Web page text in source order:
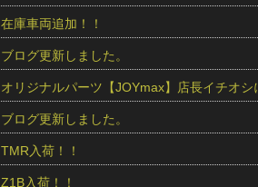
在庫車両追加！！
ブログ更新しました。
オリジナルパーツ【JOYmax】店長イチオ
ブログ更新しました。
TMR入荷！！
Z1B入荷！！